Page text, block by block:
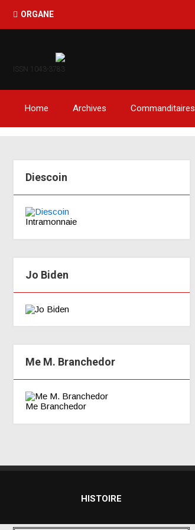
ORGANE
ISSN 1043-3783
Home Archives Commanditaires
Diescoin
Intramonnaie
Jo Biden
Me M. Branchedor
Me Branchedor
HISTOIRE